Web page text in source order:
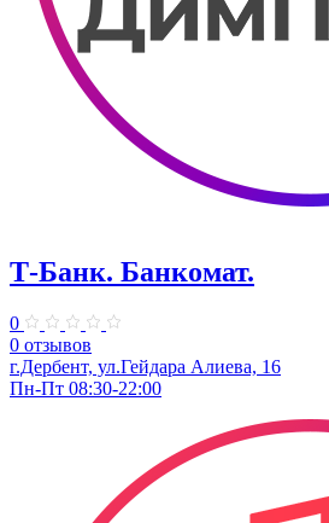
Т-Банк. Банкомат.
0
0 отзывов
г.Дербент, ул.​Гейдара Алиева, 16
Пн-Пт 08:30-22:00